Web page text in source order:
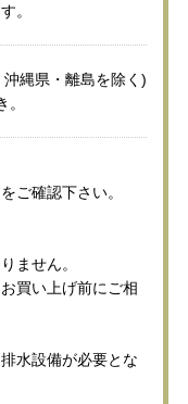
。
縄県・離島を除く)
ご確認下さい。
ません。
買い上げ前にご相
水設備が必要とな